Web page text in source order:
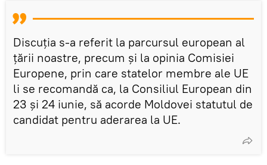
Discuția s-a referit la parcursul european al
țării noastre, precum și la opinia Comisiei
Europene, prin care statelor membre ale UE
li se recomandă ca, la Consiliul European din
23 și 24 iunie, să acorde Moldovei statutul de
candidat pentru aderarea la UE.